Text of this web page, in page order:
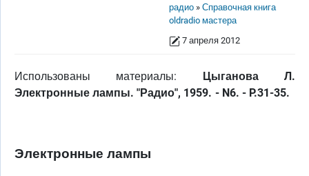
радио
Справочная книга
oldradio мастера
7 апреля 2012
Использованы материалы: Цыганова Л.
Электронные лампы. "Радио", 1959. - N6. - P.31-35.
Электронные лампы